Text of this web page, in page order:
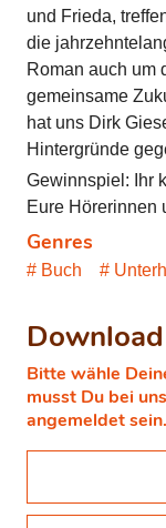
und Frieda,
die
Roman auch um
gemeinsame
hat uns Dirk
Hintergründe
Gewinnspiel: Ihr
Eure Hörerinnen
Genres
Buch
Download
Bitte wähle
musst Du bei
angemeldet sein.